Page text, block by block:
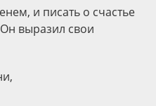
и писать о счастье
выразил свои